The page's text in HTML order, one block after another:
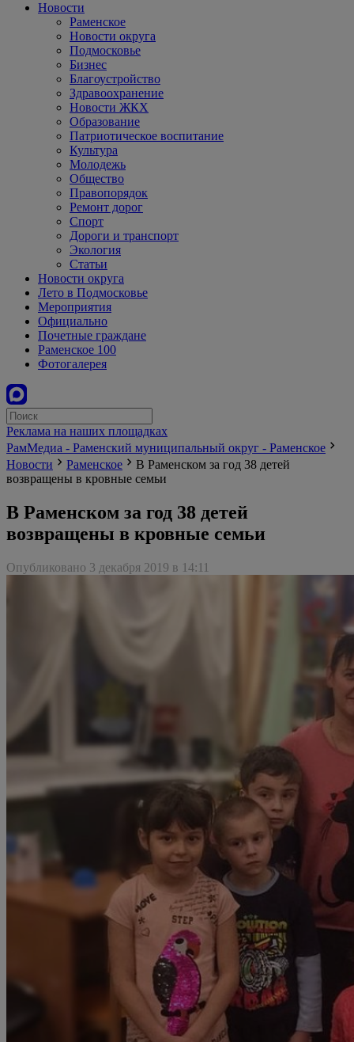
Новости
Раменское
Новости округа
Подмосковье
Бизнес
Благоустройство
Здравоохранение
Новости ЖКХ
Образование
Патриотическое воспитание
Культура
Молодежь
Общество
Правопорядок
Ремонт дорог
Спорт
Дороги и транспорт
Экология
Статьи
Новости округа
Лето в Подмосковье
Мероприятия
Официально
Почетные граждане
Раменское 100
Фотогалерея
Реклама на наших площадках
РамМедиа - Раменский муниципальный округ - Раменское
Новости
Раменское
В Раменском за год 38 детей
возвращены в кровные семьи
В Раменском за год 38 детей
возвращены в кровные семьи
Опубликовано 3 декабря 2019 в 14:11